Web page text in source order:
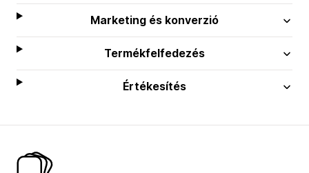
Marketing és konverzió
Termékfelfedezés
Értékesítés